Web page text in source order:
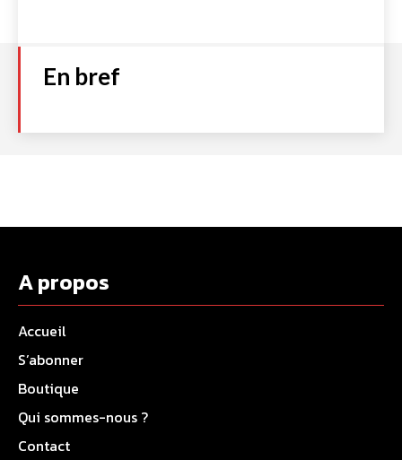
En bref
A propos
Accueil
S’abonner
Boutique
Qui sommes-nous ?
Contact